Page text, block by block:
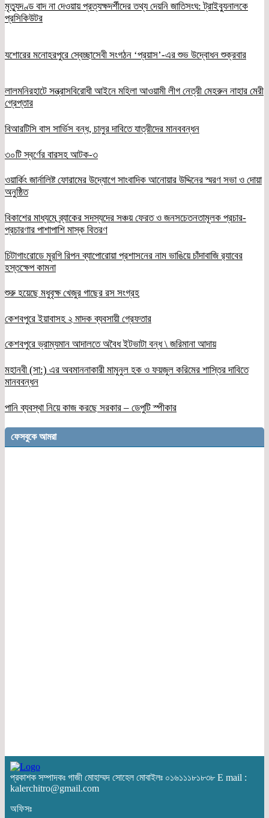
মৃত্যুদণ্ড বাদ না দেওয়ায় প্রত্যক্ষদর্শীদের তথ্য দেয়নি জাতিসংঘ: ট্রাইব্যুনালকে
প্রসিকিউটর
যশোরের মনোহরপুরে স্বেচ্ছাসেবী সংগঠন ‘প্রয়াস’-এর শুভ উদ্বোধন শুক্রবার
লালমনিরহাটে সন্ত্রাসবিরোধী আইনে মহিলা আওয়ামী লীগ নেত্রী মেহরুন নাহার মেরী
গ্রেপ্তার
বিআরটিসি বাস সার্ভিস বন্ধ, চালুর দাবিতে যাত্রীদের মানববন্ধন
৩০টি স্বর্ণের বারসহ আটক-৩
ওয়ার্কিং জার্নালিষ্ট ফোরামের উদ্যোগে সাংবাদিক আনোয়ার উদ্দিনের স্মরণ সভা ও দোয়া
অনুষ্ঠিত
বিকাশের মাধ্যমে ব্র্যাকের সদস্যদের সঞ্চয় ফেরত ও জনসচেতনতামূলক প্রচার-
প্রচারণার পাশাপাশি মাস্ক বিতরণ
চিটাগাংরোডে মুরগি রিপন ব্যাপোরোয়া প্রশাসনের নাম ভাঙিয়ে চাঁদাবাজি র‌্যাবের
হস্তক্ষেপ কামনা
শুরু হয়েছে মধুবৃক্ষ খেজুর গাছের রস সংগ্রহ
কেশবপুরে ইয়াবাসহ ২ মাদক ব্যবসায়ী গ্রেফতার
কেশবপুরে ভ্রাম্যমান আদালতে অবৈধ ইটভাটা বন্ধ \ জরিমানা আদায়
মহানবী (সা:) এর অবমাননাকারী মামুনুল হক ও ফয়জুল করিমের শাস্তির দাবিতে
মানববন্ধন
পানি ব্যবস্থা নিয়ে কাজ করছে সরকার – ডেপুটি স্পীকার
ফেসবুকে আমরা
প্রকাশক সম্পাদকঃ গাজী মোহাম্মদ সোহেল মোবাইলঃ ০১৬১১১৮১৮৩৮ E mail :
kalerchitro@gmail.com
অফিসঃ